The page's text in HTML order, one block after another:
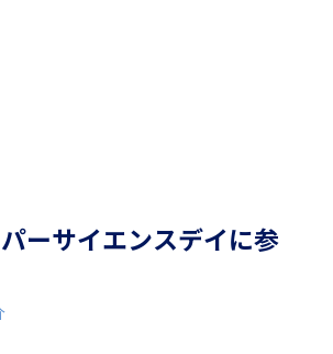
ーサイエンスデイに参